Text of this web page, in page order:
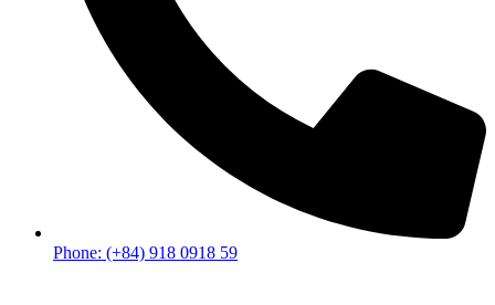
Phone: (+84) 918 0918 59